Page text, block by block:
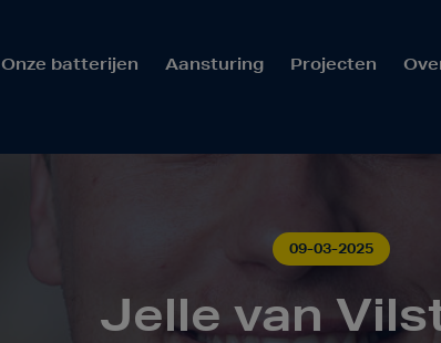
Onze batterijen Aansturing Projecten
09-03-2025
Jelle van